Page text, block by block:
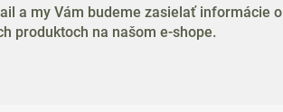
a my Vám budeme zasielať informácie o
produktoch na našom e-shope.